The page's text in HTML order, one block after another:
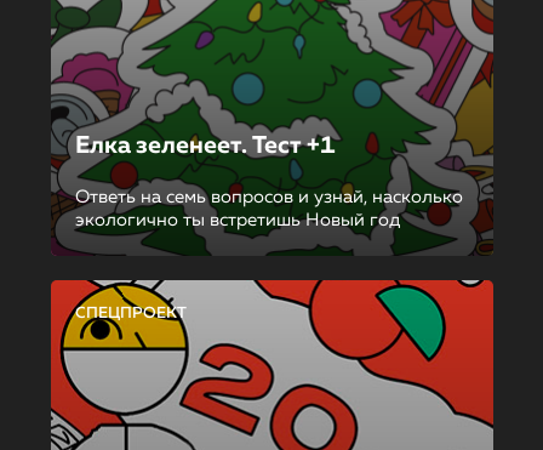
Елка зеленеет. Тест +1
Ответь на семь вопросов и узнай, насколько
экологично ты встретишь Новый год
СПЕЦПРОЕКТ